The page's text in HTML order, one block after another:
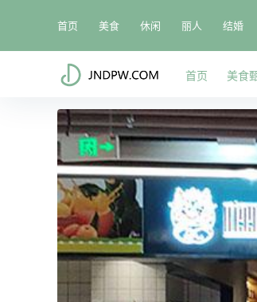
首页 美食 休闲 丽人 结婚
首页 美食